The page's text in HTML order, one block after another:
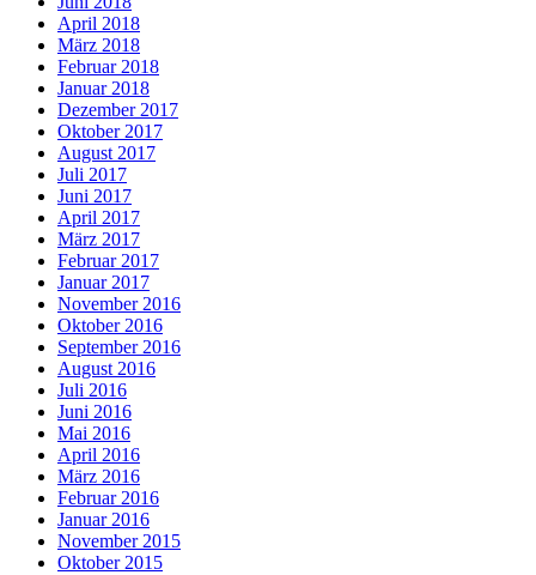
April 2018
März 2018
Februar 2018
Januar 2018
Dezember 2017
Oktober 2017
August 2017
Juli 2017
Juni 2017
April 2017
März 2017
Februar 2017
Januar 2017
November 2016
Oktober 2016
September 2016
August 2016
Juli 2016
Juni 2016
Mai 2016
April 2016
März 2016
Februar 2016
Januar 2016
November 2015
Oktober 2015